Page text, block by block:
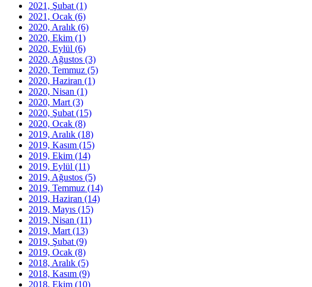
2021, Şubat (1)
2021, Ocak (6)
2020, Aralık (6)
2020, Ekim (1)
2020, Eylül (6)
2020, Ağustos (3)
2020, Temmuz (5)
2020, Haziran (1)
2020, Nisan (1)
2020, Mart (3)
2020, Şubat (15)
2020, Ocak (8)
2019, Aralık (18)
2019, Kasım (15)
2019, Ekim (14)
2019, Eylül (11)
2019, Ağustos (5)
2019, Temmuz (14)
2019, Haziran (14)
2019, Mayıs (15)
2019, Nisan (11)
2019, Mart (13)
2019, Şubat (9)
2019, Ocak (8)
2018, Aralık (5)
2018, Kasım (9)
2018, Ekim (10)